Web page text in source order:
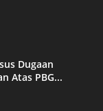
Dugaan
Atas PBG...